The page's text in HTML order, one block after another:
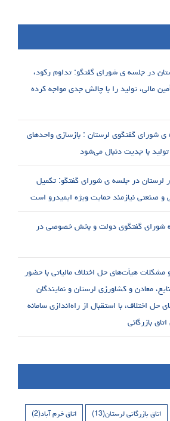
در جلسه ی شورای گفتگو: تداوم رکود،
مالی، تولید را با چالش جدی مواجه کرده
شورای گفتگوی لرستان : بازسازی واحدهای
با جدیت دنبال می‌شود
لرستان در جلسه ی شورای گفتگو: تکمیل
و صنعتی نیازمند حمایت ویژه ایمیدرو است
شورای گفتگوی دولت و بخش خصوصی در
هیأت‌های حل اختلاف مالیاتی با حضور
معادن و کشاورزی لرستان و نمایندگان
حل اختلاف، با استقبال از راه‌اندازی سامانه
بازرگانی
اتاق بازرگانی لرستان(13) اتاق خرم آباد(2)